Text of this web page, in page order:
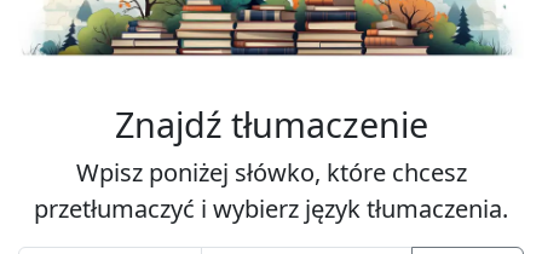
Znajdź tłumaczenie
Wpisz poniżej słówko, które chcesz
przetłumaczyć i wybierz język tłumaczenia.